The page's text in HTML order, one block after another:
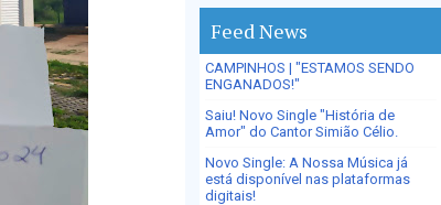
Feed News
CAMPINHOS | "ESTAMOS SENDO
ENGANADOS!"
Saiu! Novo Single "História de
Amor" do Cantor Simião Célio.
Novo Single: A Nossa Música já
está disponível nas plataformas
digitais!